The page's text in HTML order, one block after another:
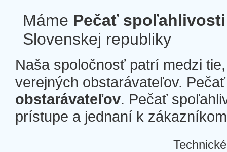
Máme Pečať spoľahlivosti
Slovenskej republiky
Naša spoločnosť patrí medzi
verejných obstarávateľov.
obstarávateľov. Pečať
prístupe a jednaní k